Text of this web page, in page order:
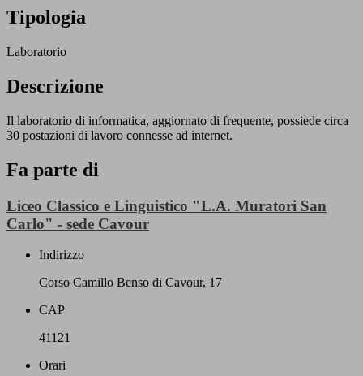
Tipologia
Laboratorio
Descrizione
Il laboratorio di informatica, aggiornato di frequente, possiede circa
30 postazioni di lavoro connesse ad internet.
Fa parte di
Liceo Classico e Linguistico "L.A. Muratori San
Carlo" - sede Cavour
Indirizzo
Corso Camillo Benso di Cavour, 17
CAP
41121
Orari